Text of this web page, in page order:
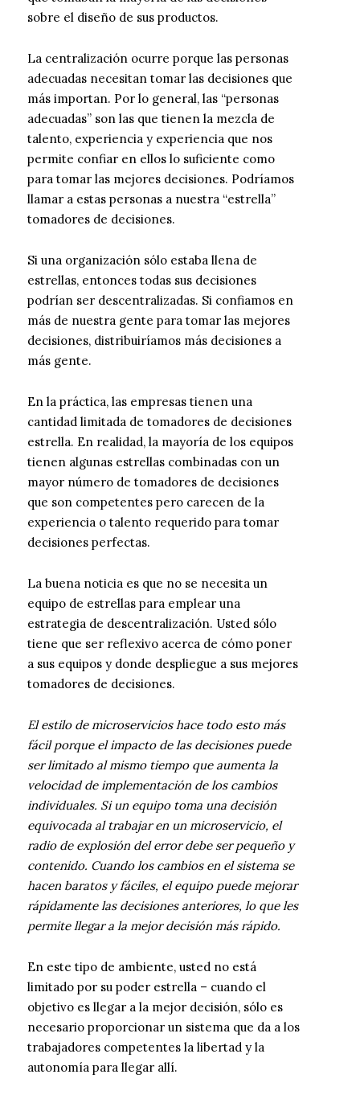
sobre el diseño de sus productos.
La centralización ocurre porque las personas
adecuadas necesitan tomar las decisiones que
más importan. Por lo general, las “personas
adecuadas” son las que tienen la mezcla de
talento, experiencia y experiencia que nos
permite confiar en ellos lo suficiente como
para tomar las mejores decisiones. Podríamos
llamar a estas personas a nuestra “estrella”
tomadores de decisiones.
Si una organización sólo estaba llena de
estrellas, entonces todas sus decisiones
podrían ser descentralizadas. Si confiamos en
más de nuestra gente para tomar las mejores
decisiones, distribuiríamos más decisiones a
más gente.
En la práctica, las empresas tienen una
cantidad limitada de tomadores de decisiones
estrella. En realidad, la mayoría de los equipos
tienen algunas estrellas combinadas con un
mayor número de tomadores de decisiones
que son competentes pero carecen de la
experiencia o talento requerido para tomar
decisiones perfectas.
La buena noticia es que no se necesita un
equipo de estrellas para emplear una
estrategia de descentralización. Usted sólo
tiene que ser reflexivo acerca de cómo poner
a sus equipos y donde despliegue a sus mejores
tomadores de decisiones.
El estilo de microservicios hace todo esto más
fácil porque el impacto de las decisiones puede
ser limitado al mismo tiempo que aumenta la
velocidad de implementación de los cambios
individuales. Si un equipo toma una decisión
equivocada al trabajar en un microservicio, el
radio de explosión del error debe ser pequeño y
contenido. Cuando los cambios en el sistema se
hacen baratos y fáciles, el equipo puede mejorar
rápidamente las decisiones anteriores, lo que les
permite llegar a la mejor decisión más rápido.
En este tipo de ambiente, usted no está
limitado por su poder estrella – cuando el
objetivo es llegar a la mejor decisión, sólo es
necesario proporcionar un sistema que da a los
trabajadores competentes la libertad y la
autonomía para llegar allí.